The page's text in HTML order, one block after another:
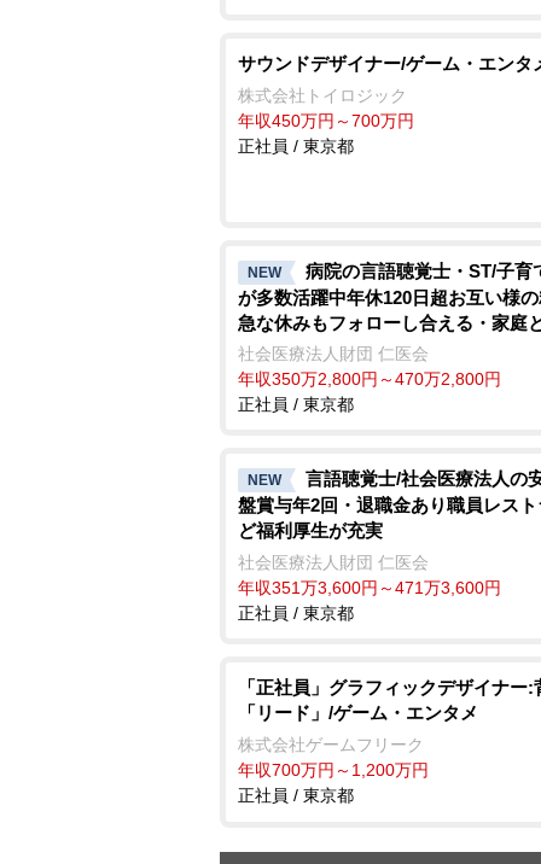
サウンドデザイナー/ゲーム・エンタ
株式会社トイロジック
年収450万円～700万円
正社員 / 東京都
NEW
病院の言語聴覚士・ST/子育
が多数活躍中年休120日超お互い様
急な休みもフォローし合える・家庭
しやすい職場
社会医療法人財団 仁医会
年収350万2,800円～470万2,800円
正社員 / 東京都
NEW
言語聴覚士/社会医療法人の
盤賞与年2回・退職金あり職員レス
ど福利厚生が充実
社会医療法人財団 仁医会
年収351万3,600円～471万3,600円
正社員 / 東京都
「正社員」グラフィックデザイナー:
「リード」/ゲーム・エンタメ
株式会社ゲームフリーク
年収700万円～1,200万円
正社員 / 東京都